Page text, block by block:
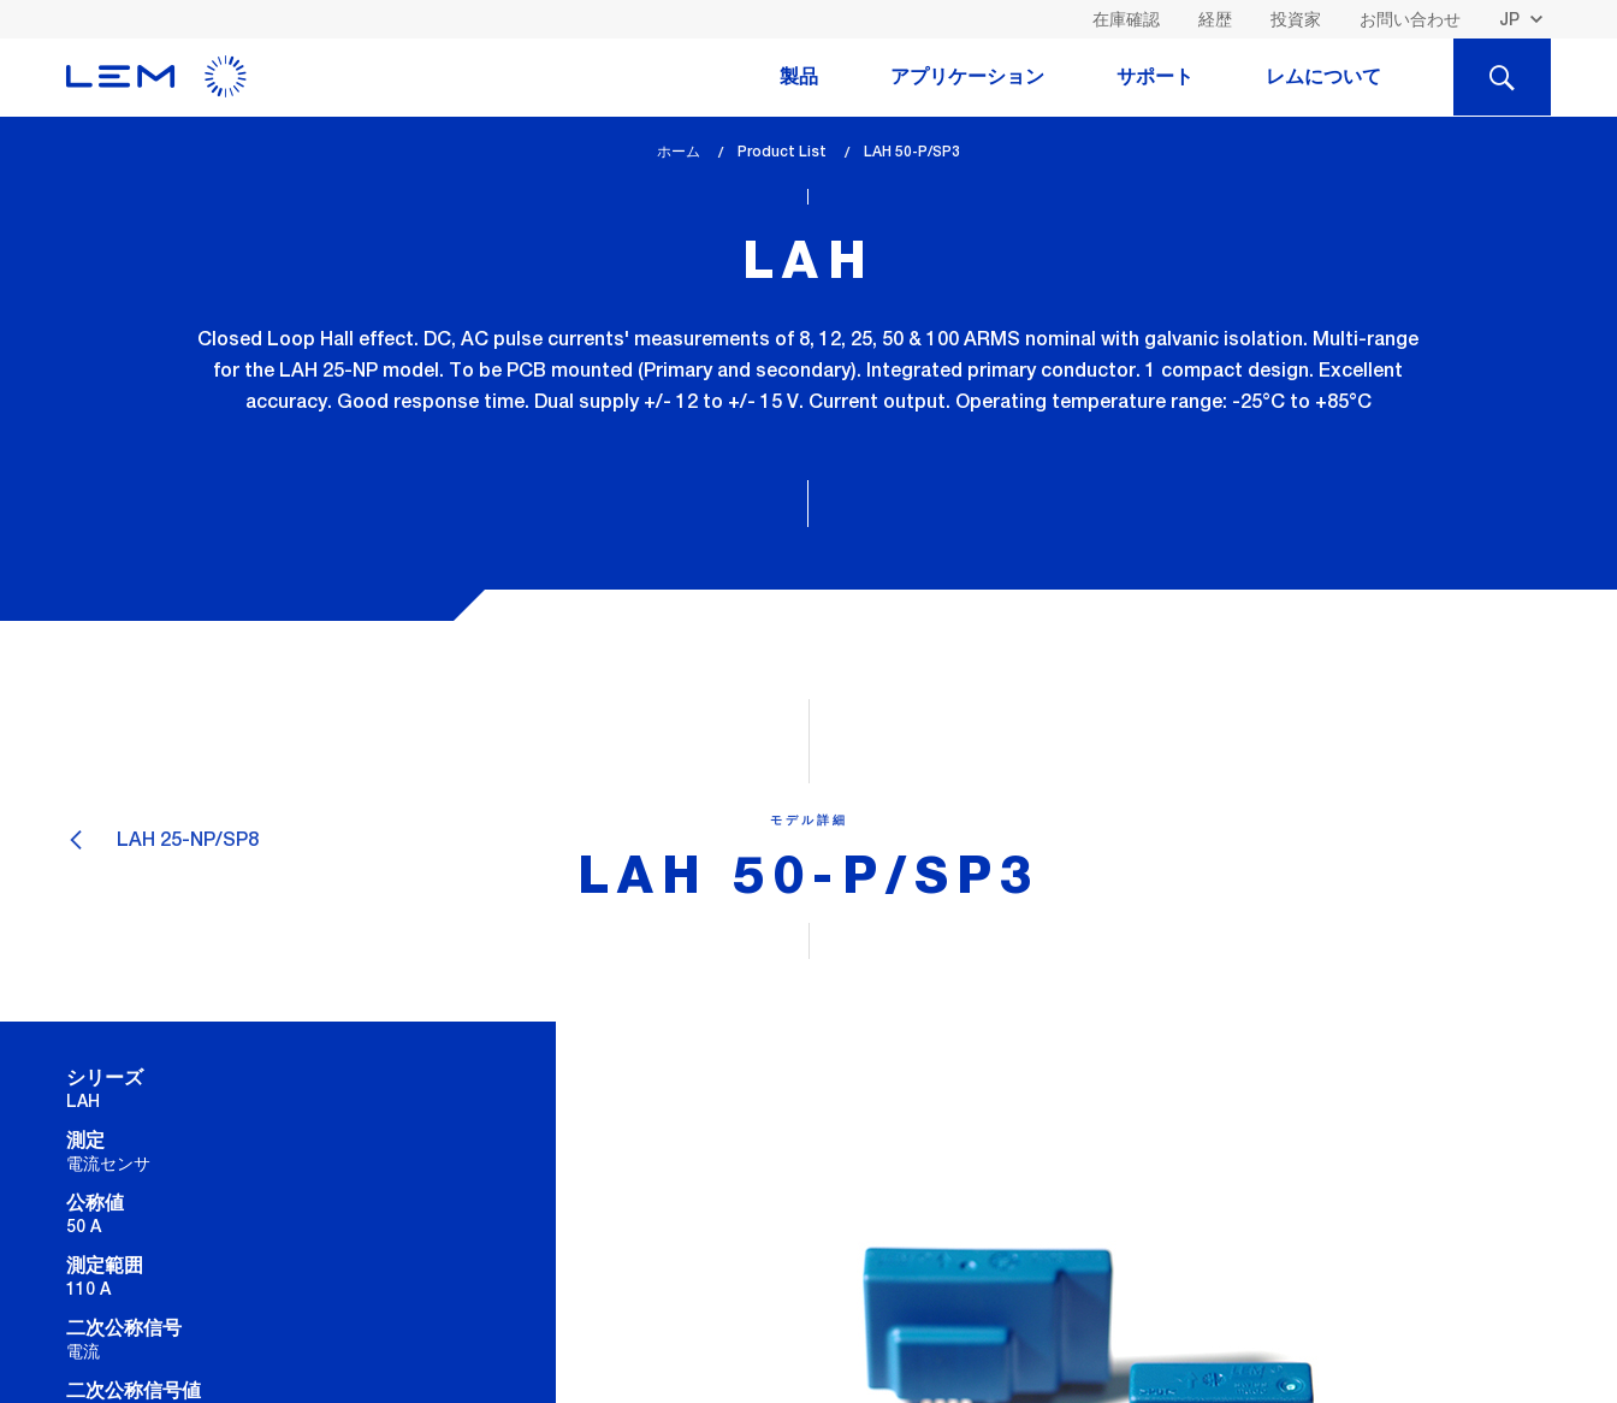
在庫確認 経歴 投資家 お問い合わせ
製品 アプリケーション サポート レムについて
検
ホーム Product List
lem_current_page
LAH 50-P/SP3
LAH
Closed Loop Hall effect. DC, AC pulse currents' measurements of 8, 12, 25, 50 & 100 ARMS nominal with galvanic isolation. Multi-range
for the LAH 25-NP model. To be PCB mounted (Primary and secondary). Integrated primary conductor. 1 compact design. Excellent
accuracy. Good response time. Dual supply +/- 12 to +/- 15 V. Current output. Operating temperature range: -25°C to +85°C
LAH 25-NP/SP8
モデル詳細
LAH 50-P/SP3
シリーズ
LAH
測定
電流センサ
公称値
50 A
測定範囲
110 A
二次公称信号
電流
二次公称信号値